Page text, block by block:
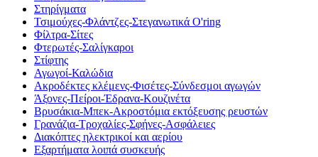
Στηρίγματα
Τσιμούχες-Φλάντζες-Στεγανωτικά O'ring
Φίλτρα-Σίτες
Φτερωτές-Σαλίγκαροι
Στίφτης
Αγωγοί-Καλώδια
Ακροδέκτες κλέμενς-Φισέτες-Σύνδεσμοι αγωγών
Άξονες-Πείροι-Έδρανα-Κουζινέτα
Βρυσάκια-Μπεκ-Ακροστόμια εκτόξευσης ρευστών
Γρανάζια-Τροχαλίες-Σφήνες-Ασφάλειες
Διακόπτες ηλεκτρικοί και αερίου
Εξαρτήματα λοιπά συσκευής